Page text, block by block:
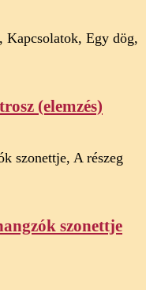
(elemzés)
szonettje